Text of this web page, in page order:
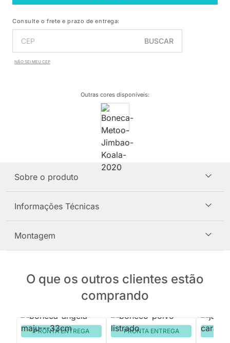
Consulte o frete e prazo de entrega:
BUSCAR
NÃO SEI MEU CEP
Outras cores disponíveis:
Sobre o produto
Informações Técnicas
Montagem
O que os outros clientes estão
comprando
PRONTA ENTREGA PRONTA ENTREGA